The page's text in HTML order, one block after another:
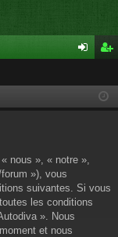
cri
nous », « notre »,
»), vous
suivantes. Si vous
les conditions
». Nous
et nous